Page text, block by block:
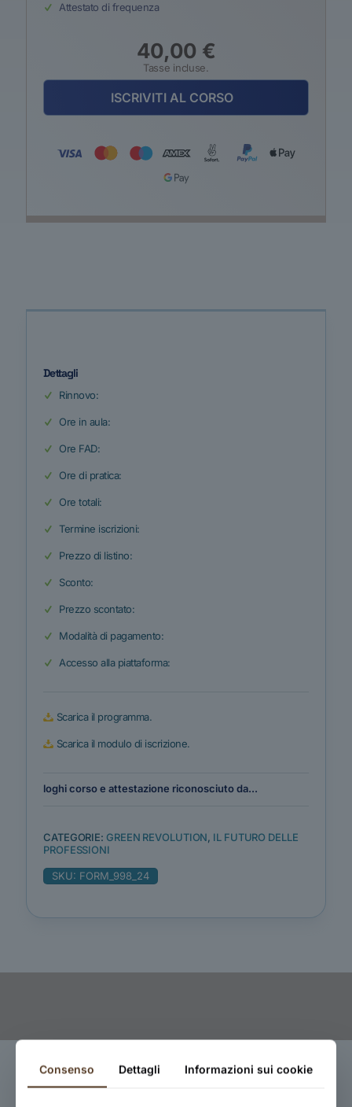
Attestato di frequenza
40,00 €
Tasse incluse.
ISCRIVITI AL CORSO
Dettagli
Rinnovo:
Ore in aula:
Ore FAD:
Ore di pratica:
Ore totali:
Termine iscrizioni:
Prezzo di listino:
Sconto:
Prezzo scontato:
Modalità di pagamento:
Accesso alla piattaforma:
Scarica il programma.
Scarica il modulo di iscrizione.
loghi corso e attestazione riconosciuto da...
CATEGORIE: GREEN REVOLUTION, IL FUTURO DELLE
PROFESSIONI
SKU: FORM_998_24
Consenso Dettagli Informazioni sui cookie